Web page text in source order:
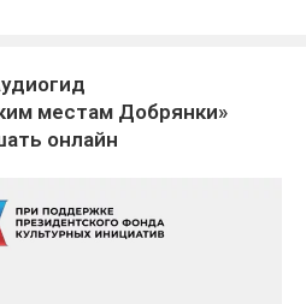
местам Добрянки»
онлайн